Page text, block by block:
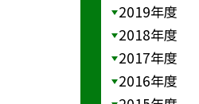
2019年度
2018年度
2017年度
2016年度